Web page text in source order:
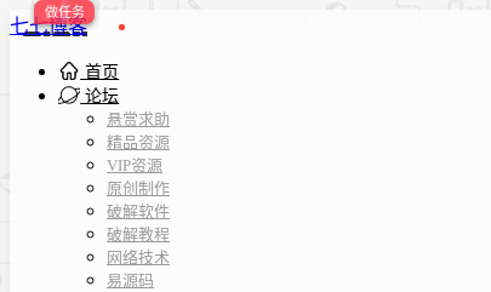
七七博客
首页
论坛
悬赏求助
精品资源
VIP资源
原创制作
破解软件
破解教程
网络技术
易源码